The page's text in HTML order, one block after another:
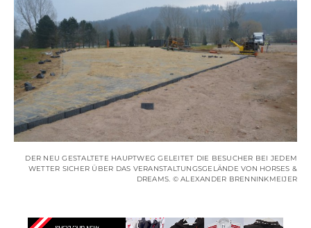
DER NEU GESTALTETE HAUPTWEG GELEITET DIE BESUCHER BEI JEDEM
WETTER SICHER ÜBER DAS VERANSTALTUNGSGELÄNDE VON HORSES &
DREAMS. © ALEXANDER BRENNINKMEIJER